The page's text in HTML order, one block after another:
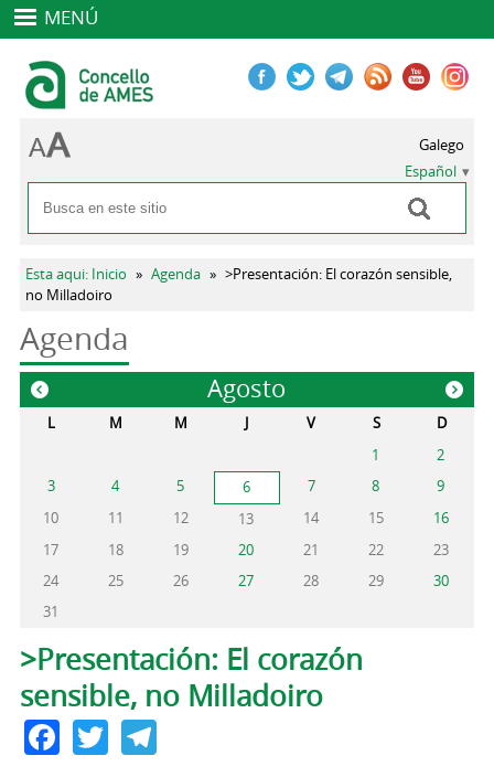
MENÚ
Formulario de búsqueda
Buscar
Galego
Español
Se encuentra usted aquí
Esta aqui: Inicio » Agenda » >Presentación: El corazón sensible,
no Milladoiro
Agenda
Agosto
« »
L M M J V S
D
1
2
3
4 5 6 7 8
9
10
11 12 13 14 15
16
17
18 19 20 21 22
23
24
25 26 27 28 29
30
31
Solapas principales
>Presentación: El corazón
sensible, no Milladoiro
Facebook
TwitterTelegram